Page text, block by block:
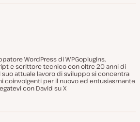
WordPress di WPGoplugins,
e scrittore tecnico con oltre 20 anni di
attuale lavoro di sviluppo si concentra
coinvolgenti per il nuovo ed entusiasmante
con David su X